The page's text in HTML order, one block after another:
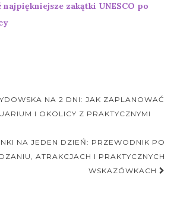
zakątki UNESCO po
NA 2 DNI: JAK ZAPLANOWAĆ
I OKOLICY Z PRAKTYCZNYMI
NA JEDEN DZIEŃ: PRZEWODNIK PO
ATRAKCJACH I PRAKTYCZNYCH
WSKAZÓWKACH